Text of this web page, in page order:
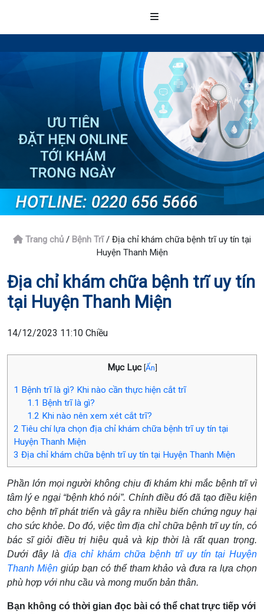
Trang chủ / Bệnh Trĩ/ Địa chỉ khám chữa bệnh trĩ uy tín tại
Huyện Thanh Miện
Địa chỉ khám chữa bệnh trĩ uy tín
tại Huyện Thanh Miện
14/12/2023 11:10 Chiều
Mục Lục [Ẩn]
1 Bệnh trĩ là gì? Khi nào cần thực hiện cắt trĩ
1.1 Bệnh trĩ là gì?
1.2 Khi nào nên xem xét cắt trĩ?
2 Tiêu chí lựa chọn địa chỉ khám chữa bệnh trĩ uy tín tại
Huyện Thanh Miện
3 Địa chỉ khám chữa bệnh trĩ uy tín tại Huyện Thanh Miện
Phần lớn mọi người không chịu đi khám khi mắc bệnh trĩ vì
tâm lý e ngại “bệnh khó nói”. Chính điều đó đã tạo điều kiện
cho bệnh trĩ phát triển và gây ra nhiều biến chứng nguy hại
cho sức khỏe. Do đó, việc tìm địa chỉ chữa bệnh trĩ uy tín, có
bác sĩ giỏi điều trị hiệu quả và kịp thời là rất quan trọng.
Dưới đây là địa chỉ khám chữa bệnh trĩ uy tín tại Huyện
Thanh Miệngiúp bạn có thể tham khảo và đưa ra lựa chọn
phù hợp với nhu cầu và mong muốn bản thân.
Bạn không có thời gian đọc bài có thể chat trực tiếp với